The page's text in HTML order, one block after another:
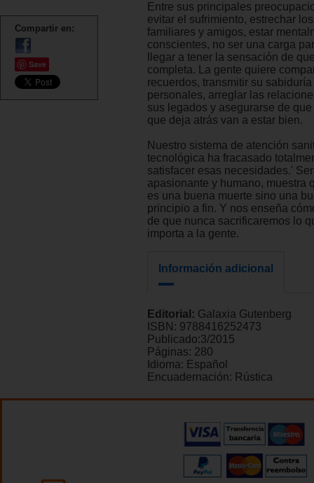
Compartir en:
Save
Entre sus principales
evitar el sufrimiento, estrechar
familiares y amigos, estar
conscientes, no ser una carga
llegar a tener la sensación de
completa. La gente quiere
recuerdos, transmitir su
personales, arreglar las
sus legados y asegurarse de
que deja atrás van a estar bien.
Nuestro sistema de atención
tecnológica ha fracasado
satisfacer esas necesidades.'
apasionante y humano, muestra
es una buena muerte sino una
principio a fin. Y nos enseña
de que nunca sacrificaremos lo
importa a la gente.
Información adicional
Editorial: Galaxia Gutenberg
ISBN: 9788416252473
Publicado:3/2015
Páginas: 280
Idioma: Español
Encuadernación: Rústica